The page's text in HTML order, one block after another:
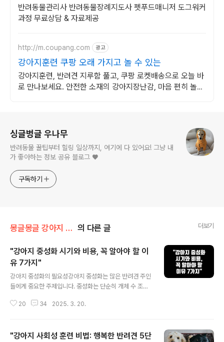
반려동물관리사 반려동물장례지도사 펫푸드매니저 도그워커
과정 무료상담 & 자료제공
http://m.coupang.com 광고
강아지훈련 쿠팡 오래 가지고 놀 수 있는
강아지훈련, 반려견 지루함 풀고, 쿠팡 로켓배송으로 오늘 바
로 만나보세요. 안전한 소재의 강아지장난감, 마음 편히 놀아
싱글벙글 우나무
반려동물 꿀팁부터 힐링 일상까지, 여기에 다 있어요! 그냥 내
가 좋아하는 정보 공유 블로그 ♥
구독하기
몽글몽글 강아지 다양한 정보 💕 의 다른 글 더보기
"강아지 중성화 시기와 비용, 꼭 알아야 할 이
유 7가지"
강아지 중성화의 필요성강아지 중성화는 많은 반려견 주인
들에게 중요한 주제입니다. 중성화는 단순히 개체 수 조절
향을 미칠 수 있습니다. 이제 그 세부적인 이유를 살펴보겠
해결하는 주요 방안 중 하나로 평가받고 있습니다. 여러 연
20 34 2025. 3. 20.
"강아지 사회성 훈련 비법: 행복한 반려견 5단